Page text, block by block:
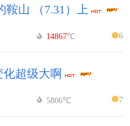
鞍山 （7.31）上
14867℃ 6
超级大啊
5806℃ 7